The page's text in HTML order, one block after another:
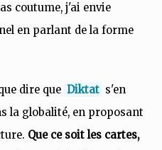
coutume, j'ai envie
en parlant de la forme
dire que Diktat s'en
la globalité, en proposant
Que ce soit les cartes,